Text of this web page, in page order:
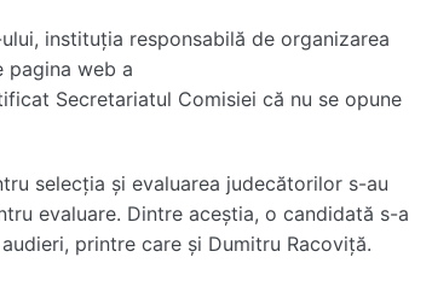
instituția responsabilă de organizarea
pagina web a
Secretariatul Comisiei că nu se opune
selecția și evaluarea judecătorilor s-au
evaluare. Dintre aceștia, o candidată s-a
printre care și Dumitru Racoviță.